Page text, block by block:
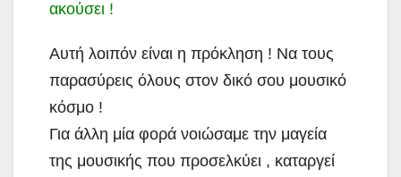
ακούσει !
Αυτή λοιπόν είναι η πρόκληση ! Να τους
παρασύρεις όλους στον δικό σου μουσικό
κόσμο !
Για άλλη μία φορά νοιώσαμε την μαγεία
της μουσικής που προσελκύει , καταργεί